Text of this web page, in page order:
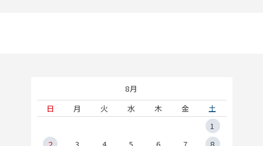
8月
日
月 火 水 木 金
土
1
2
3 4 5 6 7
8